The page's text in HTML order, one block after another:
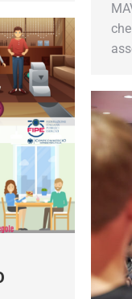
Confcommercio